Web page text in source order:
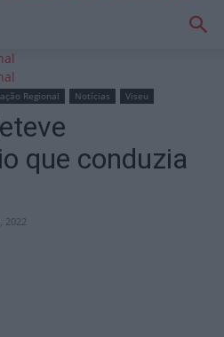
Regional Notícias Viseu
que conduzia
2022